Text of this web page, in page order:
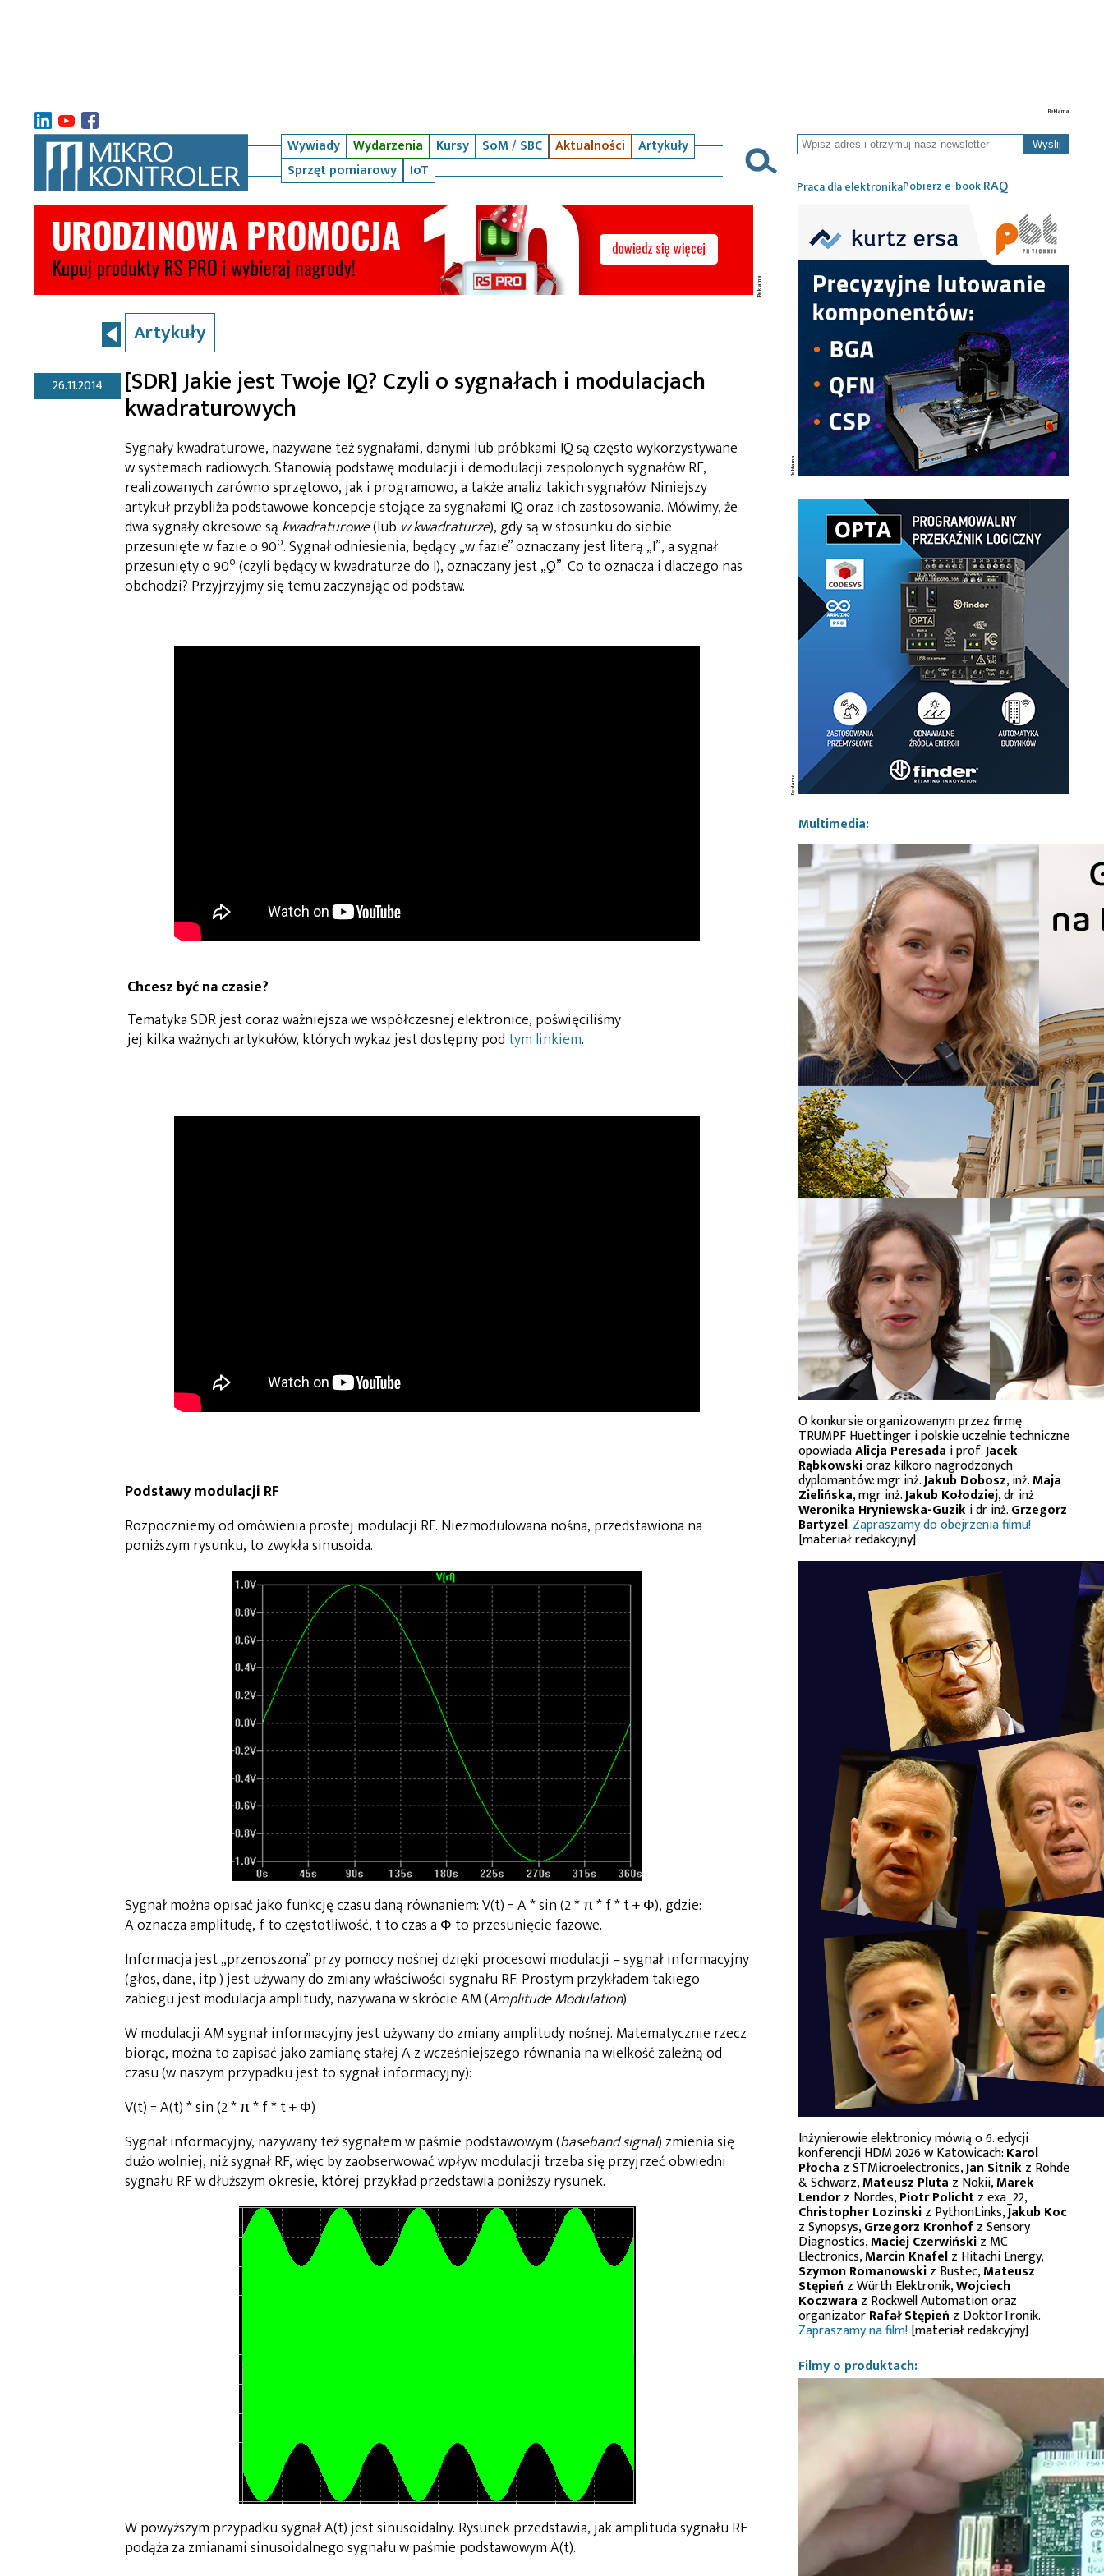
Wywiady Wydarzenia Kursy SoM / SBC Aktualności
Artykuły
Sprzęt pomiarowy
IoT
Wyślij
Praca dla elektronikaPobierz e-bookRAQ
Artykuły
26.11.2014 [SDR] Jakie jest Twoje IQ? Czyli o sygnałach i modulacjach
kwadraturowych
Sygnały kwadraturowe, nazywane też sygnałami, danymi lub próbkami IQ są często wykorzystywane
w systemach radiowych. Stanowią podstawę modulacji i demodulacji zespolonych sygnałów RF,
realizowanych zarówno sprzętowo, jak i programowo, a także analiz takich sygnałów. Niniejszy
artykuł przybliża podstawowe koncepcje stojące za sygnałami IQ oraz ich zastosowania. Mówimy, że
dwa sygnały okresowe są kwadraturowe(lub w kwadraturze), gdy są w stosunku do siebie
przesunięte w fazie o 90o. Sygnał odniesienia, będący „w fazie” oznaczany jest literą „I”, a sygnał
przesunięty o 90o (czyli będący w kwadraturze do I), oznaczany jest „Q”. Co to oznacza i dlaczego nas
obchodzi? Przyjrzyjmy się temu zaczynając od podstaw.
Chcesz być na czasie?
Tematyka SDR jest coraz ważniejsza we współczesnej elektronice, poświęciliśmy
jej kilka ważnych artykułów, których wykaz jest dostępny pod tym linkiem.
Podstawy modulacji RF
Rozpoczniemy od omówienia prostej modulacji RF. Niezmodulowana nośna, przedstawiona na
poniższym rysunku, to zwykła sinusoida.
Sygnał można opisać jako funkcję czasu daną równaniem: V(t) = A * sin (2 * π * f * t + Ф), gdzie:
A oznacza amplitudę, f to częstotliwość, t to czas a Ф to przesunięcie fazowe.
Informacja jest „przenoszona” przy pomocy nośnej dzięki procesowi modulacji – sygnał informacyjny
(głos, dane, itp.) jest używany do zmiany właściwości sygnału RF. Prostym przykładem takiego
zabiegu jest modulacja amplitudy, nazywana w skrócie AM (Amplitude Modulation).
W modulacji AM sygnał informacyjny jest używany do zmiany amplitudy nośnej. Matematycznie rzecz
biorąc, można to zapisać jako zamianę stałej A z wcześniejszego równania na wielkość zależną od
czasu (w naszym przypadku jest to sygnał informacyjny):
V(t) = A(t) * sin (2 * π * f * t + Ф)
Sygnał informacyjny, nazywany też sygnałem w paśmie podstawowym (baseband signal) zmienia się
dużo wolniej, niż sygnał RF, więc by zaobserwować wpływ modulacji trzeba się przyjrzeć obwiedni
sygnału RF w dłuższym okresie, której przykład przedstawia poniższy rysunek.
W powyższym przypadku sygnał A(t) jest sinusoidalny. Rysunek przedstawia, jak amplituda sygnału RF
podąża za zmianami sinusoidalnego sygnału w paśmie podstawowym A(t).
Multimedia:
O konkursie organizowanym przez firmę
TRUMPF Huettinger i polskie uczelnie techniczne
opowiadaAlicja Peresada i prof.Jacek
Rąbkowskioraz kilkoro nagrodzonych
dyplomantów: mgr inż.Jakub Dobosz, inż.Maja
Zielińska, mgr inż.Jakub Kołodziej, dr inż
Weronika Hryniewska-Guziki dr inż.Grzegorz
Bartyzel.Zapraszamy do obejrzenia filmu!
[materiał redakcyjny]
Inżynierowie elektronicy mówią o 6. edycji
konferencji HDM 2026 w Katowicach:Karol
Płocha z STMicroelectronics,Jan Sitnikz Rohde
& Schwarz,Mateusz Pluta z Nokii,Marek
Lendorz Nordes,Piotr Polichtz exa_22,
Christopher Lozinskiz PythonLinks,Jakub Koc
z Synopsys,Grzegorz Kronhofz Sensory
Diagnostics,Maciej Czerwińskiz MC
Electronics,Marcin Knafelz Hitachi Energy,
Szymon Romanowskiz Bustec,Mateusz
Stępień z Würth Elektronik,Wojciech
Koczwara z Rockwell Automation oraz
organizatorRafał Stępień z DoktorTronik.
Zapraszamy na film![materiał redakcyjny]
Filmy o produktach: